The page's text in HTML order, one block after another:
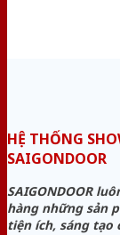
HỆ THỐNG
SAIGONDOOR
SAIGONDOOR
hàng những sản
tiện ích, sáng